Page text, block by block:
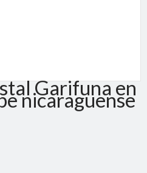
Garifuna en
nicaraguense